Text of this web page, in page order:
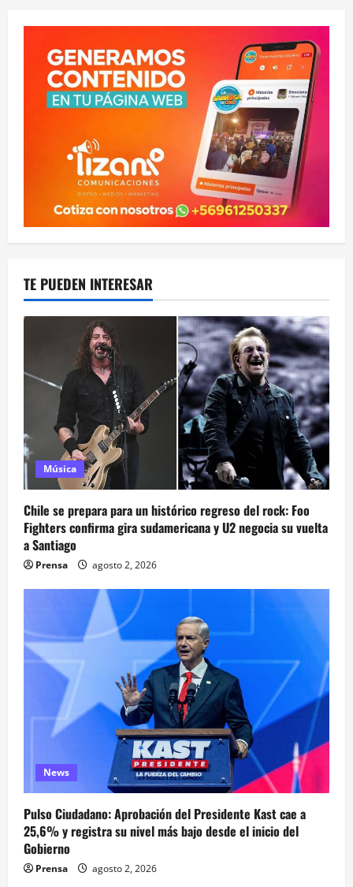
TE PUEDEN INTERESAR
Música
Chile se prepara para un histórico regreso del rock: Foo
Fighters confirma gira sudamericana y U2 negocia su vuelta
a Santiago
Prensa agosto 2, 2026
News
Pulso Ciudadano: Aprobación del Presidente Kast cae a
25,6% y registra su nivel más bajo desde el inicio del
Gobierno
Prensa agosto 2, 2026